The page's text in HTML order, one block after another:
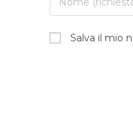
Salva il mio